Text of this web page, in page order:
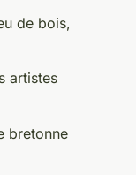
de bois,
artistes
bretonne